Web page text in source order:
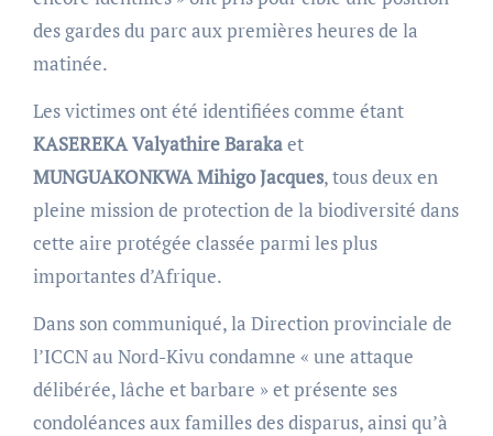
des gardes du parc aux premières heures de la
matinée.
Les victimes ont été identifiées comme étant
KASEREKA Valyathire Barakaet
MUNGUAKONKWA Mihigo Jacques, tous deux en
pleine mission de protection de la biodiversité dans
cette aire protégée classée parmi les plus
importantes d’Afrique.
Dans son communiqué, la Direction provinciale de
l’ICCN au Nord-Kivu condamne « une attaque
délibérée, lâche et barbare » et présente ses
condoléances aux familles des disparus, ainsi qu’à